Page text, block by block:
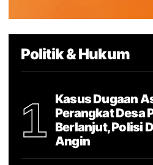
Politik & Hukum
1
Kasus Dugaan
Perangkat Desa
Berlanjut, Polisi
Angin